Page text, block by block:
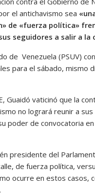
el antichavismo sea
de «fuerza política»
seguidores a salir a la
de Venezuela (PSUV)
para el sábado, mismo
Guaidó vaticinó que la
no logrará reunir a
poder de convocatoria
presidente del
de fuerza política,
ocurre en estos casos,